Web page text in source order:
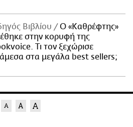
Βιβλίου
Ο «Καθρέφτης»
στην κορυφή της
Τι τον ξεχώρισε
στα μεγάλα best sellers;